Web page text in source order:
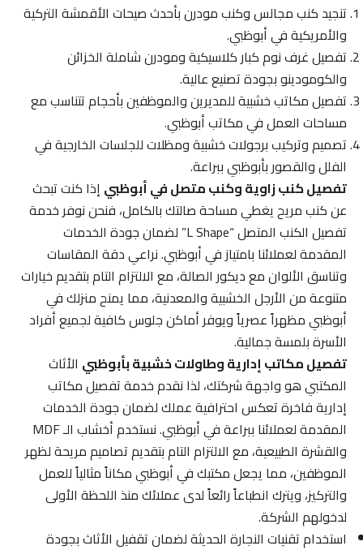
تنجيد كنب مجالس وكنب مودرن بأحدث صيحات الأقمشة التركية
والأمريكية في أبوظبي.
تفصيل غرف نوم كبار كلاسيكية ومودرن شاملة الخزائن
والكومودينو بجودة تصنيع عالية.
تفصيل مكاتب خشبية للمديرين والموظفين بأحجام تتناسب مع
مساحات العمل في مكاتب أبوظبي.
تصميم وتركيب برجولات خشبية ومظلات للجلسات الخارجية في
الفلل والقصور بأبوظبي ببراعة.
تفصيل كنب زاوية وكنب متصل في أبوظبيإذا كنت تبحث
عن كنب مريح يغطي مساحة صالتك بالكامل، فنحن نوفر خدمة
تفصيل الكنب المتصل “L Shape” لضمان جودة الخدمات
المقدمة لعملائنا بامتياز في أبوظبي. نراعي دقة المقاسات
وتناسق الألوان مع ديكور الصالة، مع الالتزام التام بتقديم خيارات
متنوعة من الأرجل الخشبية والمعدنية، مما يمنح منزلك في
أبوظبي مظهراً عصرياً ويوفر أماكن جلوس كافية لجميع أفراد
الأسرة بلمسة جمالية.
تفصيل مكاتب إدارية وطاولات خشبية بأبوظبيالأثاث
المكتبي هو واجهة شركتك، لذا نقدم خدمة تفصيل مكاتب
إدارية فاخرة تعكس احترافية عملك لضمان جودة الخدمات
المقدمة لعملائنا ببراعة في أبوظبي. نستخدم أخشاب الـ MDF
والقشرة الطبيعية، مع الالتزام التام بتقديم تصاميم مريحة لظهر
الموظفين، مما يجعل مكتبك في أبوظبي مكاناً مثالياً للعمل
والتركيز، ويترك انطباعاً رائعاً لدى عملائك منذ اللحظة الأولى
لدخولهم الشركة.
استخدام تقنيات النجارة الحديثة لضمان تقفيل الأثاث بجودة